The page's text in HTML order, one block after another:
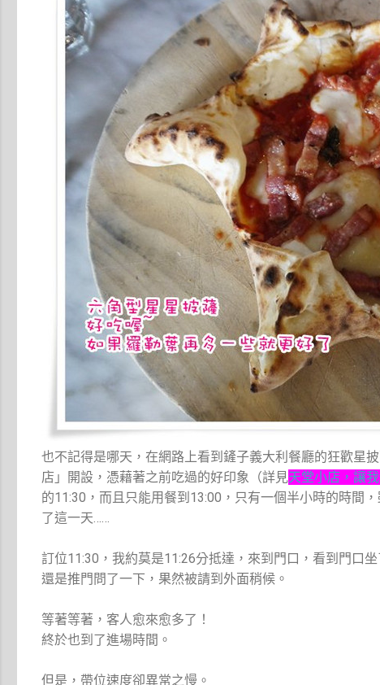
也不記得是哪天，在網路上看到鏟子義大利餐廳的狂歡星
店」開設，憑藉著之前吃過的好印象（詳見天堂小店，讓
的11:30，而且只能用餐到13:00，只有一個半小時的時間
了這一天……
訂位11:30，我約莫是11:26分抵達，來到門口，看到門口
還是推門問了一下，果然被請到外面稍候。
等著等著，客人愈來愈多了！
終於也到了進場時間。
但是，帶位速度卻異常之慢。